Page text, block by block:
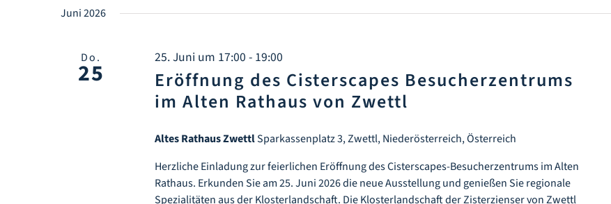
Juni 2026
Do.
25
25. Juni um 17:00 - 19:00
Eröffnung des Cisterscapes Besucherzentrums
im Alten Rathaus von Zwettl
Altes Rathaus ZwettlSparkassenplatz 3, Zwettl, Niederösterreich, Österreich
Herzliche Einladung zur feierlichen Eröffnung des Cisterscapes-Besucherzentrums im Alten
Rathaus. Erkunden Sie am 25. Juni 2026 die neue Ausstellung und genießen Sie regionale
Spezialitäten aus der Klosterlandschaft. Die Klosterlandschaft der Zisterzienser von Zwettl